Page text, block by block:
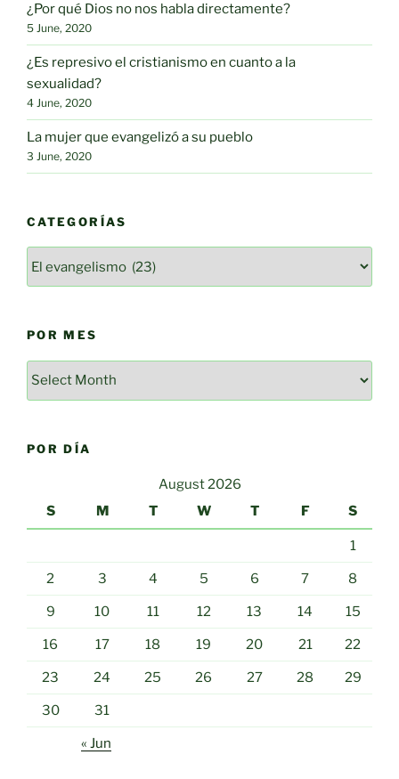
¿Por qué Dios no nos habla directamente?
5 June, 2020
¿Es represivo el cristianismo en cuanto a la
sexualidad?
4 June, 2020
La mujer que evangelizó a su pueblo
3 June, 2020
CATEGORÍAS
POR MES
Por
POR DÍA
August 2026
S
M T W T F S
1
2 3 4 5 6 7 8
9 10 11 12 13 14 15
16 17 18 19 20 21 22
23 24 25 26 27 28 29
30 31
« Jun